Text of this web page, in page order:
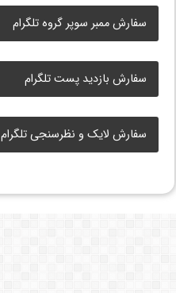
سفارش ممبر سوپر گروه تلگرام
سفارش بازدید پست تلگرام
سفارش لایک و نظرسنجی تلگرام